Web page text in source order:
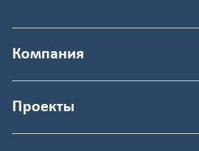
Компания
Проекты